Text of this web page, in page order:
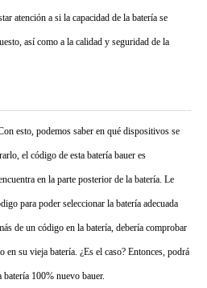
atención a si la capacidad de la batería se
así como a la calidad y seguridad de la
esto, podemos saber en qué dispositivos se
el código de esta batería bauer es
en la parte posterior de la batería. Le
para poder seleccionar la batería adecuada
de un código en la batería, debería comprobar
en su vieja batería. ¿Es el caso? Entonces, podrá
batería 100% nuevo bauer.